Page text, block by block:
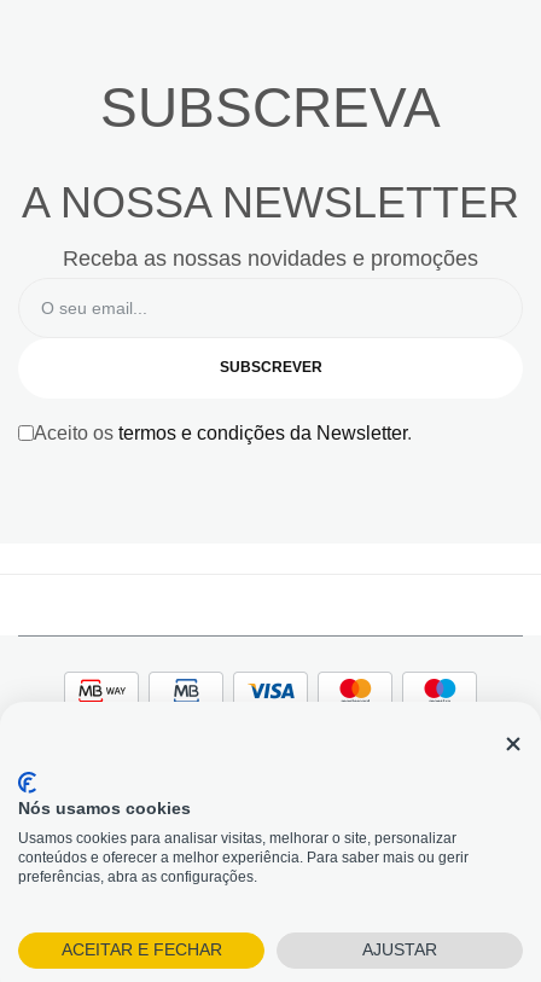
SUBSCREVA
A NOSSA NEWSLETTER
Receba as nossas novidades e promoções
SUBSCREVER
Aceito os termos e condições da Newsletter.
© 2026, Bildit. Todos os direitos reservados | Powered
by Toogas, with
Magento
Precisa de Ajuda?
Nós usamos cookies
Usamos cookies para analisar visitas, melhorar o site, personalizar
conteúdos e oferecer a melhor experiência. Para saber mais ou gerir
preferências, abra as configurações.
ACEITAR E FECHAR AJUSTAR